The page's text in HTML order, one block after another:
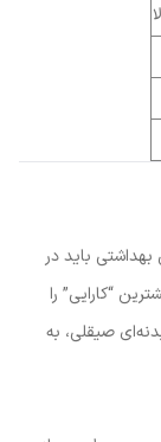
باید در
“کارایی” را
صیقلی، به